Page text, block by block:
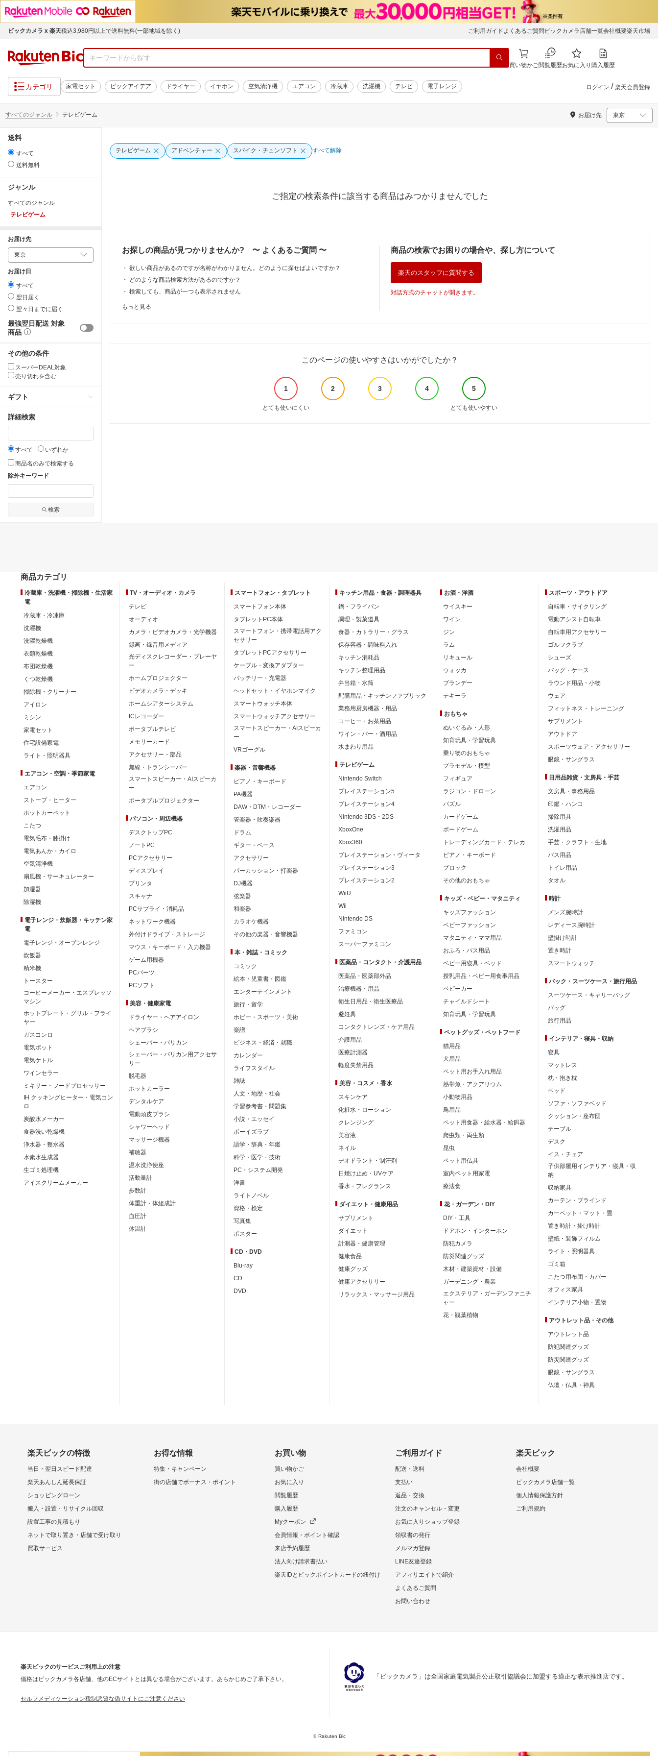
ビックカメラ x 楽天税込3,980円以上で送料無料(一部地域を除く) ご利用ガイド よくあるご質問 ビックカメラ店舗一覧会社概要楽天市場
買い物かご閲覧履歴お気に入り 購入履歴
カテゴリ 家電セット ビックアイデア ドライヤー イヤホン 空気清浄機 エアコン 冷蔵庫 洗濯機 テレビ 電子レンジ ログイン / 楽天会員登録
すべてのジャンル テレビゲーム お届け先
送料
すべて
送料無料
ジャンル
すべてのジャンル
テレビゲーム
お届け先
お届け日
すべて
翌日届く
翌々日までに届く
最強翌日配送 対象
商品
その他の条件
スーパーDEAL対象
売り切れを含む
ギフト
詳細検索
すべて
いずれか
商品名のみで検索する
除外キーワード
検索
テレビゲーム アドベンチャー スパイク・チュンソフト すべて解除
ご指定の検索条件に該当する商品はみつかりませんでした
お探しの商品が見つかりませんか? 〜 よくあるご質問 〜
・ 欲しい商品があるのですが名称がわかりません。どのように探せばよいですか？
・
どのような商品検索方法があるのですか？
・ 検索しても、商品が一つも表示されません
もっと見る
商品の検索でお困りの場合や、探し方について
楽天のスタッフに質問する
対話方式のチャットが開きます。
このページの使いやすさはいかがでしたか？
1 2 3 4 5
とても使いにくい とても使いやすい
商品カテゴリ
冷蔵庫・洗濯機・掃除機・生活家
電
冷蔵庫・冷凍庫
洗濯機
洗濯乾燥機
衣類乾燥機
布団乾燥機
くつ乾燥機
掃除機・クリーナー
アイロン
ミシン
家電セット
住宅設備家電
ライト・照明器具
エアコン・空調・季節家電
エアコン
ストーブ・ヒーター
ホットカーペット
こたつ
電気毛布・膝掛け
電気あんか・カイロ
空気清浄機
扇風機・サーキュレーター
加湿器
除湿機
電子レンジ・炊飯器・キッチン家
電
電子レンジ・オーブンレンジ
炊飯器
精米機
トースター
コーヒーメーカー・エスプレッソ
マシン
ホットプレート・グリル・フライ
ヤー
ガスコンロ
電気ポット
電気ケトル
ワインセラー
ミキサー・フードプロセッサー
IH クッキングヒーター・電気コン
ロ
炭酸水メーカー
食器洗い乾燥機
浄水器・整水器
水素水生成器
生ゴミ処理機
アイスクリームメーカー
TV・オーディオ・カメラ
テレビ
オーディオ
カメラ・ビデオカメラ・光学機器
録画・録音用メディア
光ディスクレコーダー・プレーヤ
ー
ホームプロジェクター
ビデオカメラ・デッキ
ホームシアターシステム
ICレコーダー
ポータブルテレビ
メモリーカード
アクセサリー・部品
無線・トランシーバー
スマートスピーカー・AIスピーカ
ー
ポータブルプロジェクター
パソコン・周辺機器
デスクトップPC
ノートPC
PCアクセサリー
ディスプレイ
プリンタ
スキャナ
PCサプライ・消耗品
ネットワーク機器
外付けドライブ・ストレージ
マウス・キーボード・入力機器
ゲーム用機器
PCパーツ
PCソフト
美容・健康家電
ドライヤー・ヘアアイロン
ヘアブラシ
シェーバー・バリカン
シェーバー・バリカン用アクセサ
リー
脱毛器
ホットカーラー
デンタルケア
電動頭皮ブラシ
シャワーヘッド
マッサージ機器
補聴器
温水洗浄便座
活動量計
歩数計
体重計・体組成計
血圧計
体温計
スマートフォン・ タブレット
スマートフォン本体
タブレットPC本体
スマートフォン・携帯電話用アク
セサリー
タブレットPCアクセサリー
ケーブル・変換アダプター
バッテリー・充電器
ヘッドセット・イヤホンマイク
スマートウォッチ本体
スマートウォッチアクセサリー
スマートスピーカー・AIスピーカ
ー
VRゴーグル
楽器・音響機器
ピアノ・キーボード
PA機器
DAW・DTM・レコーダー
管楽器・吹奏楽器
ドラム
ギター・ベース
アクセサリー
パーカッション・打楽器
DJ機器
弦楽器
和楽器
カラオケ機器
その他の楽器・音響機器
本・雑誌・コミック
コミック
絵本・児童書・図鑑
エンターテインメント
旅行・留学
ホビー・スポーツ・美術
楽譜
ビジネス・経済・就職
カレンダー
ライフスタイル
雑誌
人文・地歴・社会
学習参考書・問題集
小説・エッセイ
ボーイズラブ
語学・辞典・年鑑
科学・医学・技術
PC・システム開発
洋書
ライトノベル
資格・検定
写真集
ポスター
CD・DVD
Blu-ray
CD
DVD
キッチン用品・ 食器・調理器具
鍋・フライパン
調理・製菓道具
食器・カトラリー・グラス
保存容器・調味料入れ
キッチン消耗品
キッチン整理用品
弁当箱・水筒
配膳用品・キッチンファブリック
業務用厨房機器・用品
コーヒー・お茶用品
ワイン・バー・酒用品
水まわり用品
テレビゲーム
Nintendo Switch
プレイステーション5
プレイステーション4
Nintendo 3DS・2DS
XboxOne
Xbox360
プレイステーション・ヴィータ
プレイステーション3
プレイステーション2
WiiU
Wii
Nintendo DS
ファミコン
スーパーファミコン
医薬品・コンタクト・介護用品
医薬品・医薬部外品
治療機器・用品
衛生日用品・衛生医療品
避妊具
コンタクトレンズ・ケア用品
介護用品
医療計測器
軽度失禁用品
美容・コスメ・香水
スキンケア
化粧水・ローション
クレンジング
美容液
ネイル
デオドラント・制汗剤
日焼け止め・UVケア
香水・フレグランス
ダイエット・ 健康用品
サプリメント
ダイエット
計測器・健康管理
健康食品
健康グッズ
健康アクセサリー
リラックス・マッサージ用品
お酒・洋酒
ウイスキー
ワイン
ジン
ラム
リキュール
ウォッカ
ブランデー
テキーラ
おもちゃ
ぬいぐるみ・人形
知育玩具・学習玩具
乗り物のおもちゃ
プラモデル・模型
フィギュア
ラジコン・ドローン
パズル
カードゲーム
ボードゲーム
トレーディングカード・テレカ
ピアノ・キーボード
ブロック
その他のおもちゃ
キッズ・ベビー・ マタニティ
キッズファッション
ベビーファッション
マタニティ・ママ用品
おふろ・バス用品
ベビー用寝具・ベッド
授乳用品・ベビー用食事用品
ベビーカー
チャイルドシート
知育玩具・学習玩具
ペットグッズ・ペットフード
猫用品
犬用品
ペット用お手入れ用品
熱帯魚・アクアリウム
小動物用品
鳥用品
ペット用食器・給水器・給餌器
爬虫類・両生類
昆虫
ペット用仏具
室内ペット用家電
療法食
花・ガーデン・DIY
DIY・工具
ドアホン・インターホン
防犯カメラ
防災関連グッズ
木材・建築資材・設備
ガーデニング・農業
エクステリア・ガーデンファニチ
ャー
花・観葉植物
スポーツ・ アウトドア
自転車・サイクリング
電動アシスト自転車
自転車用アクセサリー
ゴルフクラブ
シューズ
バッグ・ケース
ラウンド用品・小物
ウェア
フィットネス・トレーニング
サプリメント
アウトドア
スポーツウェア・アクセサリー
眼鏡・サングラス
日用品雑貨・文房具・手芸
文房具・事務用品
印鑑・ハンコ
掃除用具
洗濯用品
手芸・クラフト・生地
バス用品
トイレ用品
タオル
時計
メンズ腕時計
レディース腕時計
壁掛け時計
置き時計
スマートウォッチ
バック・スーツケース・旅行用品
スーツケース・キャリーバッグ
バッグ
旅行用品
インテリア・ 寝具・収納
寝具
マットレス
枕・抱き枕
ベッド
ソファ・ソファベッド
クッション・座布団
テーブル
デスク
イス・チェア
子供部屋用インテリア・寝具・収
納
収納家具
カーテン・ブラインド
カーペット・マット・畳
置き時計・掛け時計
壁紙・装飾フィルム
ライト・照明器具
ゴミ箱
こたつ用布団・カバー
オフィス家具
インテリア小物・置物
アウトレット品・ その他
アウトレット品
防犯関連グッズ
防災関連グッズ
眼鏡・サングラス
仏壇・仏具・神具
楽天ビックの特徴
当日・翌日スピード配達
楽天あんしん延長保証
ショッピングローン
搬入・設置・リサイクル回収
設置工事の見積もり
ネットで取り置き・店舗で受け取り
買取サービス
お得な情報
特集・キャンペーン
街の店舗でボーナス・ポイント
お買い物
買い物かご
お気に入り
閲覧履歴
購入履歴
Myクーポン
会員情報・ポイント確認
来店予約履歴
法人向け請求書払い
楽天IDとビックポイントカードの紐付け
ご利用ガイド
配送・送料
支払い
返品・交換
注文のキャンセル・変更
お気に入りショップ登録
領収書の発行
メルマガ登録
LINE友達登録
アフィリエイトで紹介
よくあるご質問
お問い合わせ
楽天ビック
会社概要
ビックカメラ店舗一覧
個人情報保護方針
ご利用規約
楽天ビックのサービスご利用上の注意
価格はビックカメラ各店舗、他のECサイトとは異なる場合がございます。あらかじめご了承下さい。
セルフメディケーション税制悪質な偽サイトにご注意ください
「ビックカメラ」は全国家庭電気製品公正取引協議会に加盟する適正な表示推進店です。
©Rakuten Bic